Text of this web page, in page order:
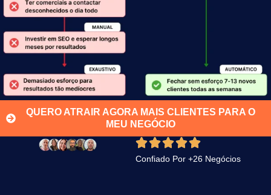
QUERO ATRAIR AGORA MAIS CLIENTES PARA O
MEU NEGÓCIO
Confiado Por +26 Negócios